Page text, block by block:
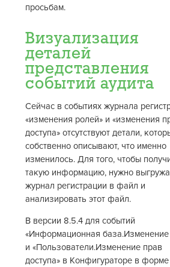
просьбам.
Визуализация
деталей
представления
событий аудита
Сейчас в событиях журнала
«изменения ролей» и «изменения
доступа» отсутствуют детали,
собственно описывают, что именно
изменилось. Для того, чтобы
такую информацию, нужно
журнал регистрации в файл и
анализировать этот файл.
В версии 8.5.4 для событий
«Информационная база.Изменение
и «Пользователи.Изменение прав
доступа» в Конфигураторе в форме